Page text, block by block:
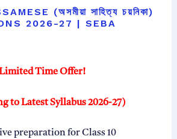
(অসমীয়া সাহিত্য চয়নিকা)
2026-27 | SEBA
Time Offer!
to Latest Syllabus 2026-27)
preparation for Class 10